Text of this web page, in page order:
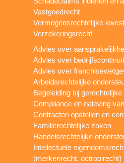
Vastgoedrecht
Vermogensrechtelijke
Verzekeringsrecht
Advies over
Advies over
Advies over
Arbeidsrechtelijke
Begeleiding bij
Compliance en naleving
Contracten opstellen en
Familierechtelijke zaken
Handelsrechtelijke
Intellectuele
(merkenrecht, octrooirecht)